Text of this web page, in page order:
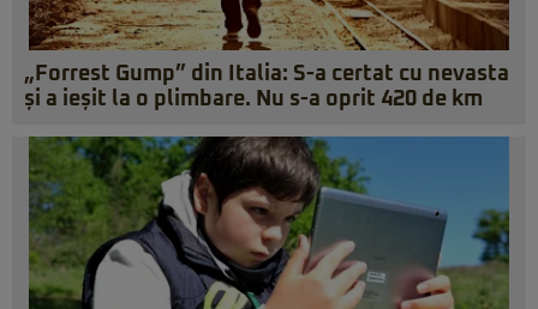
„Forrest Gump” din Italia: S-a certat cu nevasta
și a ieșit la o plimbare. Nu s-a oprit 420 de km